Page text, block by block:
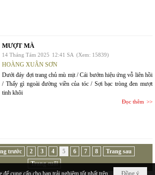
MƯỢT MÀ
14 Tháng Tám 2025 12:41 SA (Xem: 15839)
HOÀNG XUÂN SƠN
Dưới đáy đợi trang chủ mù mịt / Cái bướm hiệu ứng vỗ liên hồi
/ Thấy gì ngoài đường viền của tóc / Sợi bạc tròng đen mượt
tinh khôi
Đọc thêm
trước 2 3 4 5 6 7 8
Trang sau
Trang cuối
Đồng ý
cung cấp cho bạn trải nghiệm tốt nhất trên